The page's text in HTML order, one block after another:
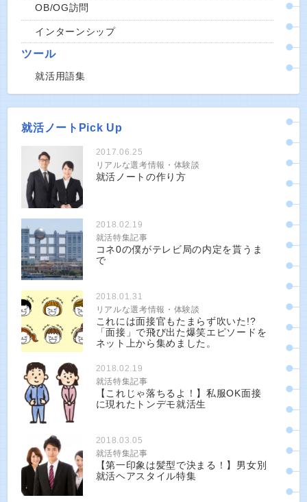
OB/OG訪問
インターンシップ
ツール
就活用語集
就活ノートPick Up
2017.06.25
リアルな選考情報・体験談
就活ノートの作り方
2018.02.19
就活特集記事
コネ0の僕がテレビ局の内定を貰うま
で
2018.01.31
リアルな選考情報・体験談
これには面接官もたまらず吹いた!?
「面接」で飛び出た爆笑エピソードを
ネット上から集めました。
2018.02.19
就活特集記事
【これじゃ落ちるよ！】私服OK面接
に現れたトンデモ就活生
2018.03.05
就活特集記事
【第一印象は髪型で決まる！】男女別
就活ヘアスタイル特集